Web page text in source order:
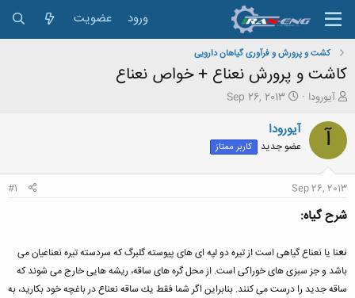
ورود عضویت
کشت و پرورش و فرآوری گیاهان دارویی
کاشت و پرورش نعناع + خواص نعناع
ش
و
ع
ک
ه
م
ض
و
ع
آیورودا
ت
ر
ی
خ
Sep 26, 2013
آ آیورودا
عضو جدید کاربر ممتاز
Sep 26, 2013
#1
شرح گیاه:
نعنا یا نعناع گیاهی است از تیره دو لپه ای های پیوسته گلبرگ كه سردسته تیره نعناعیان می
باشد و جز سبزی های خوراكی است. از محل گره های ساقه، ریشه هایی خارج می شوند كه
ساقه جدید را درست می كنند. بنابراین اگر شما فقط یك ساقه نعناع در باغچه خود بكارید، به